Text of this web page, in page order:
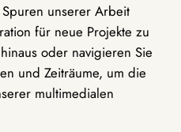
unserer Arbeit
für neue Projekte zu
oder navigieren Sie
und Zeiträume, um die
multimedialen